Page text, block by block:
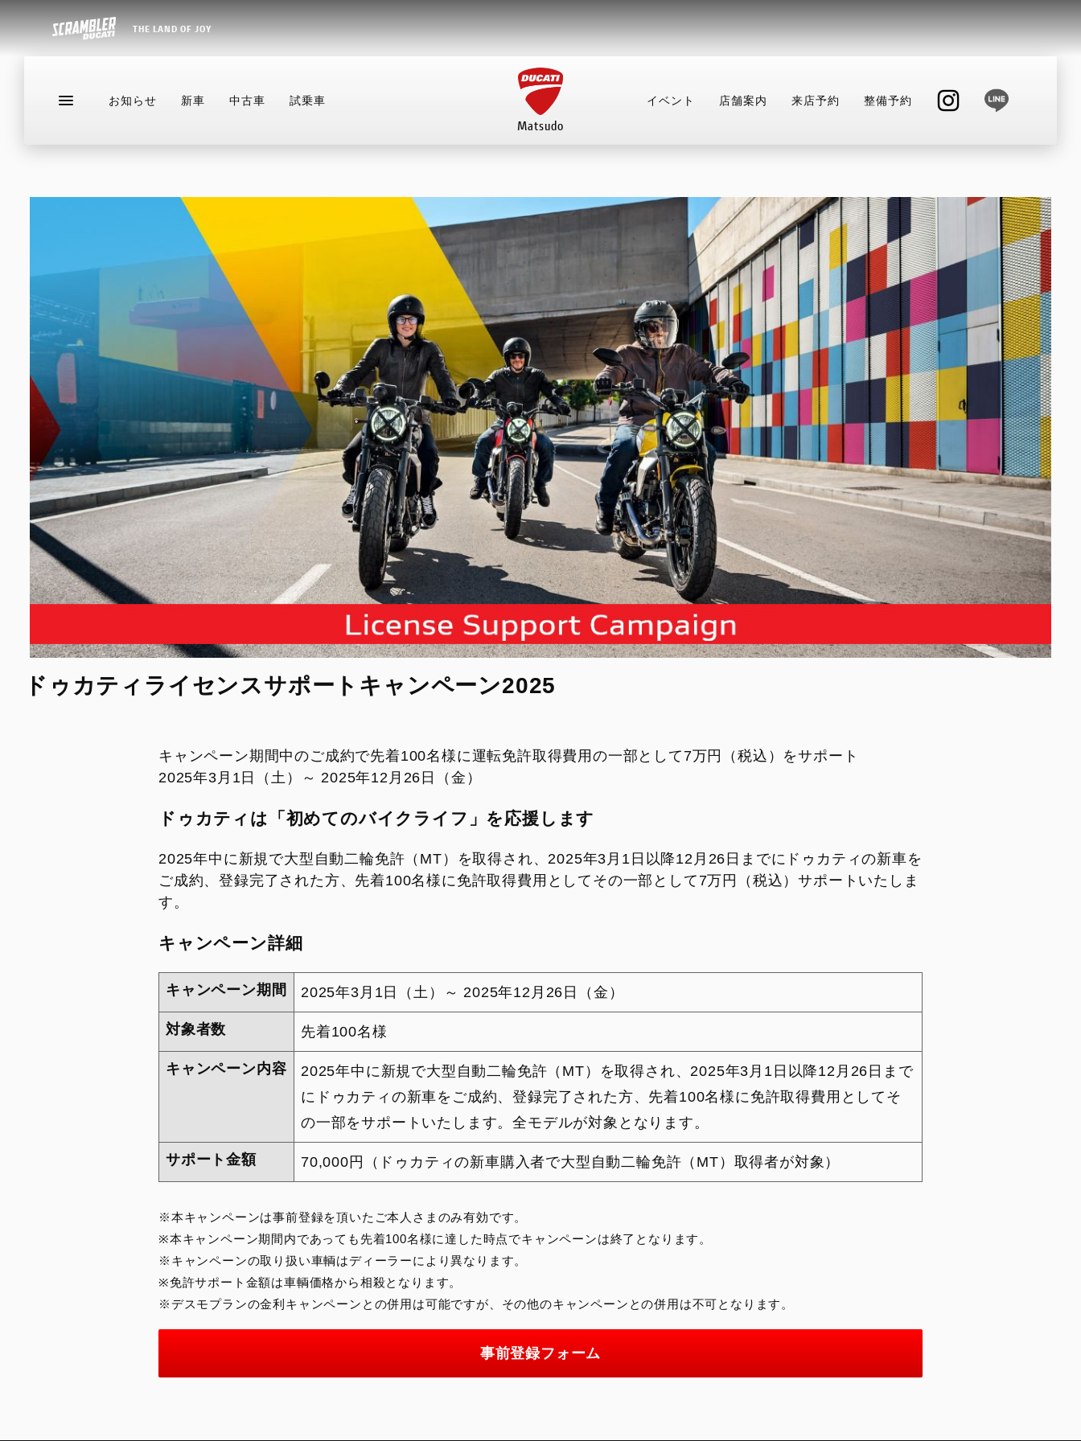
THE LAND OF JOY
お知らせ 新車 中古車 試乗車
Matsudo
イベント 店舗案内 来店予約 整備予約
ドゥカティライセンスサポートキャンペーン2025
キャンペーン期間中のご成約で先着100名様に運転免許取得費用の一部として7万円（税込）をサポート
2025年3月1日（土）～ 2025年12月26日（金）
ドゥカティは「初めてのバイクライフ」を応援します
2025年中に新規で大型自動二輪免許（MT）を取得され、2025年3月1日以降12月26日までにドゥカティの新車を
ご成約、登録完了された方、先着100名様に免許取得費用としてその一部として7万円（税込）サポートいたしま
す。
キャンペーン詳細
キャンペーン期間 2025年3月1日（土）～ 2025年12月26日（金）
対象者数 先着100名様
キャンペーン内容
2025年中に新規で大型自動二輪免許（MT）を取得され、2025年3月1日以降12月26日まで
にドゥカティの新車をご成約、登録完了された方、先着100名様に免許取得費用としてそ
の一部をサポートいたします。全モデルが対象となります。
サポート金額 70,000円（ドゥカティの新車購入者で大型自動二輪免許（MT）取得者が対象）
※本キャンペーンは事前登録を頂いたご本人さまのみ有効です。
※本キャンペーン期間内であっても先着100名様に達した時点でキャンペーンは終了となります。
※キャンペーンの取り扱い車輌はディーラーにより異なります。
※免許サポート金額は車輌価格から相殺となります。
※デスモプランの金利キャンペーンとの併用は可能ですが、その他のキャンペーンとの併用は不可となります。
事前登録フォーム